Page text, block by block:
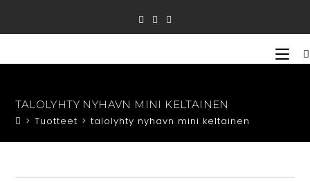
TALOLYHTY NYHAVN MINI KELTAINEN
> Tuotteet > talolyhty nyhavn mini keltainen